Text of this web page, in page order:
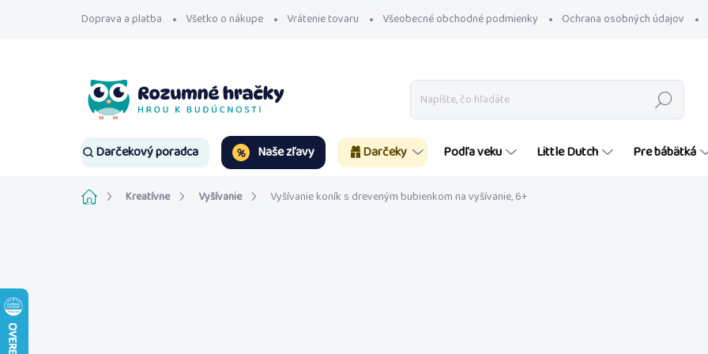
Doprava a platba Všetko o nákupe Vrátenie tovaru Všeobecné obchodné podmienky Ochrana osobných údajov
Hľadať
Darčekový poradca Naše zľavy Darčeky Podľa veku Little Dutch Pre bábätká
DomovKreatívne Vyšívanie Vyšívanie koník s dreveným bubienkom na vyšívanie, 6+